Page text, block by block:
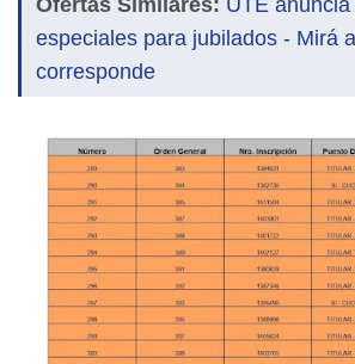
especiales para jubilados - Mirá
corresponde